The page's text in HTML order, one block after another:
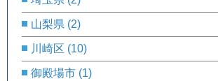
山梨県 (2)
川崎区 (10)
御殿場市 (1)